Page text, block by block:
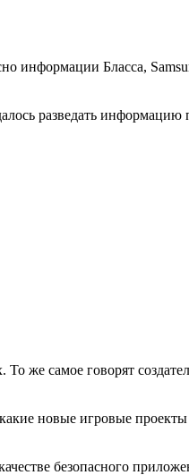
информации Бласса,
разведать информацию
же самое говорят
новые игровые проекты
безопасного